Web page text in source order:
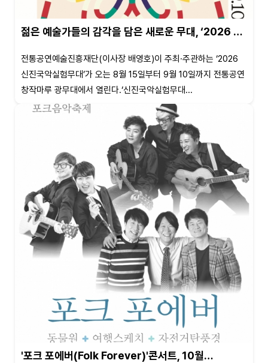
젊은 예술가들의 감각을 담은 새로운 무대, ‘2026 …
전통공연예술진흥재단(이사장 배영호)이 주최·주관하는 ‘2026
신진국악실험무대’가 오는 8월 15일부터 9월 10일까지 전통공연
창작마루 광무대에서 열린다.‘신진국악실험무대...
'포크 포에버(Folk Forever)'콘서트, 10월…